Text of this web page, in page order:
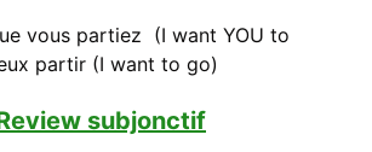
vous partiez (I want YOU to
partir (I want to go)
subjonctif